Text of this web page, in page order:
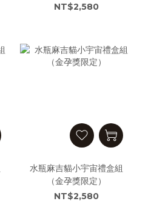
NT$2,580
水瓶麻吉貓小宇宙禮盒組
（金孕獎限定）
NT$2,580